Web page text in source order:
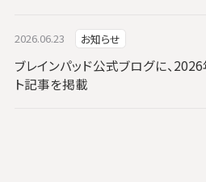
2026.06.23 お知らせ
ブレインパッド公式ブログに、
ト記事を掲載